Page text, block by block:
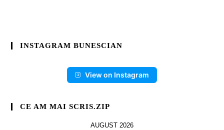
INSTAGRAM BUNESCIAN
View on Instagram
CE AM MAI SCRIS.ZIP
AUGUST 2026